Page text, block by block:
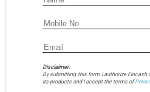
Disclaimer:
By submitting this form I authorize
its products and I accept the terms of